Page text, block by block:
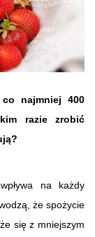
najmniej 400
razie zrobić
na każdy
że spożycie
się z mniejszym